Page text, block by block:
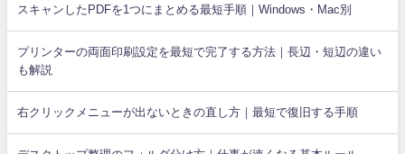
スキャンしたPDFを1つにまとめる最短手順｜Windows・Mac別
プリンターの両面印刷設定を最短で完了する方法｜長辺・短辺の違い
も解説
右クリックメニューが出ないときの直し方｜最短で復旧する手順